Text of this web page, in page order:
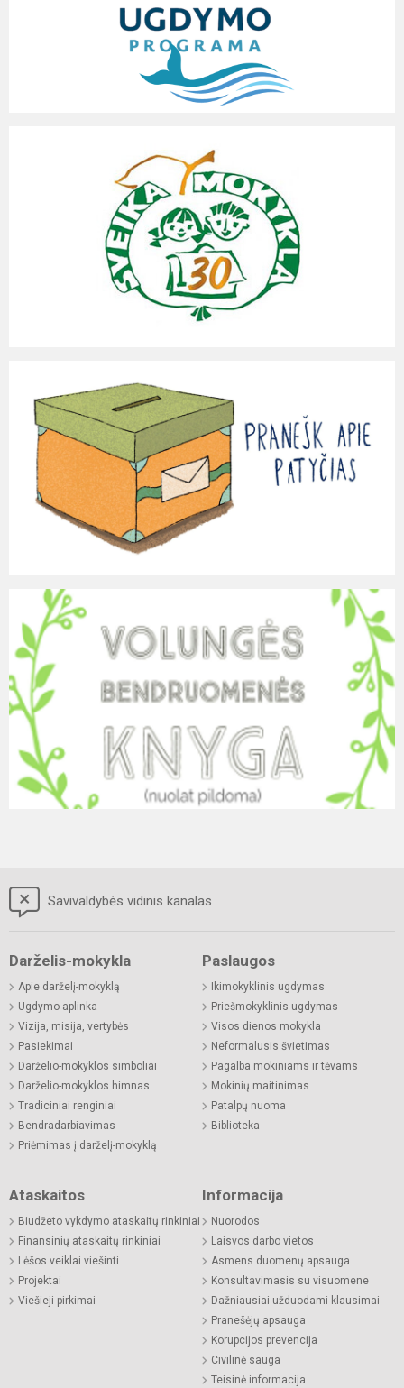
Savivaldybės vidinis kanalas
Darželis-mokykla
Apie darželį-mokyklą
Ugdymo aplinka
Vizija, misija, vertybės
Pasiekimai
Darželio-mokyklos simboliai
Darželio-mokyklos himnas
Tradiciniai renginiai
Bendradarbiavimas
Priėmimas į darželį-mokyklą
Paslaugos
Ikimokyklinis ugdymas
Priešmokyklinis ugdymas
Visos dienos mokykla
Neformalusis švietimas
Pagalba mokiniams ir tėvams
Mokinių maitinimas
Patalpų nuoma
Biblioteka
Ataskaitos
Biudžeto vykdymo ataskaitų rinkiniai
Finansinių ataskaitų rinkiniai
Lėšos veiklai viešinti
Projektai
Viešieji pirkimai
Informacija
Nuorodos
Laisvos darbo vietos
Asmens duomenų apsauga
Konsultavimasis su visuomene
Dažniausiai užduodami klausimai
Pranešėjų apsauga
Korupcijos prevencija
Civilinė sauga
Teisinė informacija